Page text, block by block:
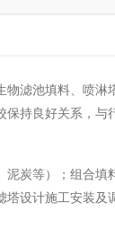
滤池填料、喷
持良好关系，与
炭等）；组合
设计施工安装及